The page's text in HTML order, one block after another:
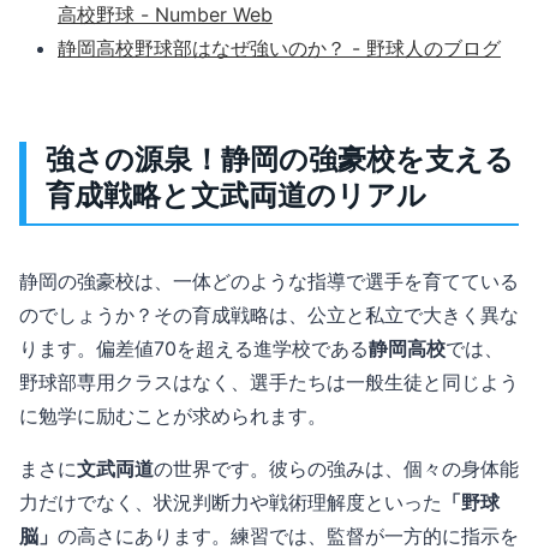
高校野球 - Number Web
静岡高校野球部はなぜ強いのか？ - 野球人のブログ
強さの源泉！静岡の強豪校を支える
育成戦略と文武両道のリアル
静岡の強豪校は、一体どのような指導で選手を育てている
のでしょうか？その育成戦略は、公立と私立で大きく異な
ります。偏差値70を超える進学校である静岡高校では、
野球部専用クラスはなく、選手たちは一般生徒と同じよう
に勉学に励むことが求められます。
まさに文武両道の世界です。彼らの強みは、個々の身体能
力だけでなく、状況判断力や戦術理解度といった 「野球
脳」 の高さにあります。練習では、監督が一方的に指示を